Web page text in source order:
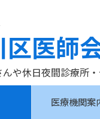
区医師
や休日夜間診療所
医療機関案